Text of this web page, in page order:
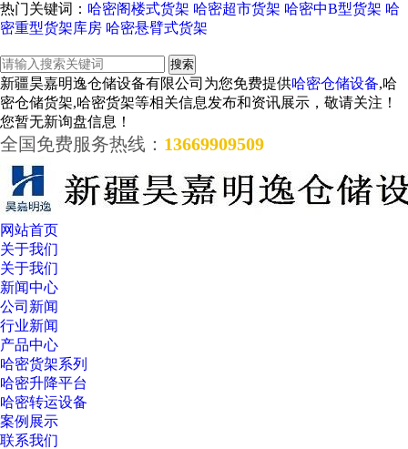
热门关键词： 哈密阁楼式货架 哈密超市货架 哈密中B型货架 哈
密重型货架库房 哈密悬臂式货架
新疆昊嘉明逸仓储设备有限公司为您免费提供哈密仓储设备,哈
密仓储货架,哈密货架等相关信息发布和资讯展示，敬请关注！
您暂无新询盘信息！
全国免费服务热线： 13669909509
网站首页
关于我们
关于我们
新闻中心
公司新闻
行业新闻
产品中心
哈密货架系列
哈密升降平台
哈密转运设备
案例展示
联系我们